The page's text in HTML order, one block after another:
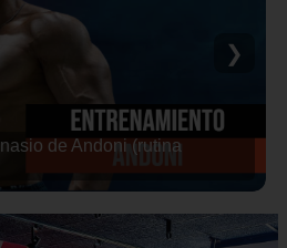
de Andoni (rutina
❯